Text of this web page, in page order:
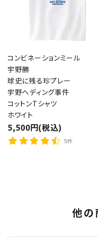
コンビネーションミール
宇野勝
球史に残る珍プレー
宇野ヘディング事件
コットンTシャツ
ホワイト
5,500円(税込)
5件
他の